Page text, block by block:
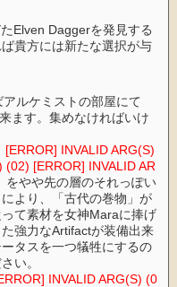
Elven Daggerを発見する
貴方には新たな選択が与
ルケミストの部屋にて
ます。集めなければいけ
[ERROR] INVALID ARG(S)
(02) [ERROR] INVALID AR
をやや先の層のそれっぽい
より、「古代の巻物」が
て素材を女神Maraに捧げ
強力なArtifactが装備出来
タスを一つ犠牲にするの
い。
INVALID ARG(S) (0